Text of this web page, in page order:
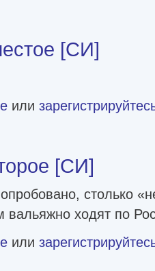
[СИ]
[СИ]
или
[СИ]
столько
вальяжно ходят по
[СИ]
или